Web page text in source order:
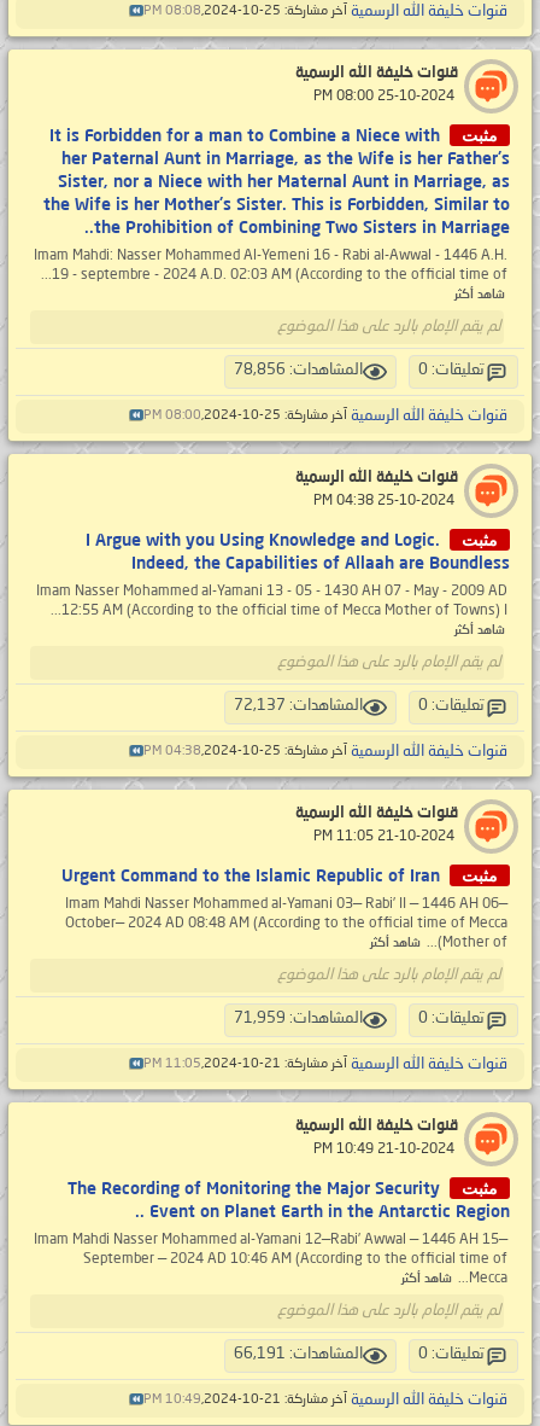
قنوات خليفة الله الرسمية آخر مشاركة: 25-10-2024, 08:08 PM
قنوات خليفة الله الرسمية
مثبت
It is Forbidden for a man to Combine a Niece with
her Paternal Aunt in Marriage, as the Wife is her Father's
Sister, nor a Niece with her Maternal Aunt in Marriage, as
the Wife is her Mother's Sister. This is Forbidden, Similar to
the Prohibition of Combining Two Sisters in Marriage..
Imam Mahdi: Nasser Mohammed Al-Yemeni 16 - Rabi al-Awwal - 1446 A.H.
19 - septembre - 2024 A.D. 02:03 AM (According to the official time of...
شاهد أكثر
لم يقم الإمام بالرد على هذا الموضوع
تعليقات: 0 المشاهدات: 78,856
قنوات خليفة الله الرسمية آخر مشاركة: 25-10-2024, 08:00 PM
قنوات خليفة الله الرسمية
مثبت
I Argue with you Using Knowledge and Logic.
Indeed, the Capabilities of Allaah are Boundless
Imam Nasser Mohammed al-Yamani 13 - 05 - 1430 AH 07 - May - 2009 AD
12:55 AM (According to the official time of Mecca Mother of Towns) I...
شاهد أكثر
لم يقم الإمام بالرد على هذا الموضوع
تعليقات: 0 المشاهدات: 72,137
قنوات خليفة الله الرسمية آخر مشاركة: 25-10-2024, 04:38 PM
قنوات خليفة الله الرسمية
مثبت Urgent Command to the Islamic Republic of Iran
Imam Mahdi Nasser Mohammed al-Yamani 03— Rabi’ II — 1446 AH 06—
October— 2024 AD 08:48 AM (According to the official time of Mecca
(Mother of...
شاهد أكثر
لم يقم الإمام بالرد على هذا الموضوع
تعليقات: 0 المشاهدات: 71,959
قنوات خليفة الله الرسمية آخر مشاركة: 21-10-2024, 11:05 PM
قنوات خليفة الله الرسمية
مثبت
The Recording of Monitoring the Major Security
Event on Planet Earth in the Antarctic Region ..
Imam Mahdi Nasser Mohammed al-Yamani 12—Rabi’ Awwal — 1446 AH 15—
September — 2024 AD 10:46 AM (According to the official time of
Mecca...
شاهد أكثر
لم يقم الإمام بالرد على هذا الموضوع
تعليقات: 0 المشاهدات: 66,191
قنوات خليفة الله الرسمية آخر مشاركة: 21-10-2024, 10:49 PM